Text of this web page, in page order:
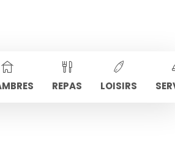
REPAS LOISIRS